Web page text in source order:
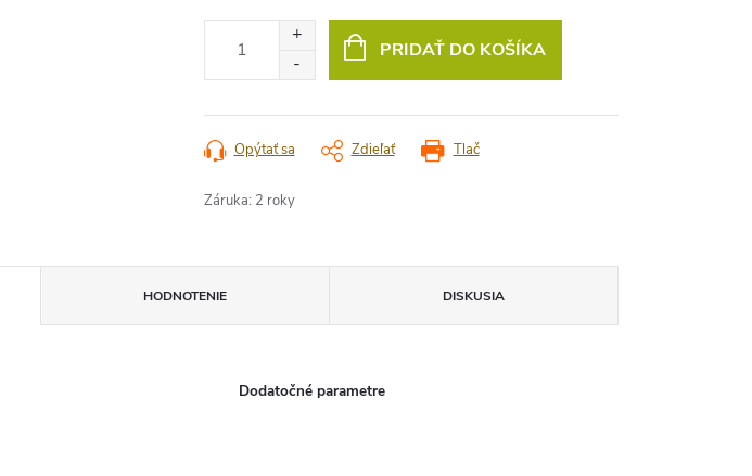
PRIDAŤ DO KOŠÍKA
Tlač
Opýtať sa Zdieľať
Záruka: 2 roky
HODNOTENIE DISKUSIA
Dodatočné parametre